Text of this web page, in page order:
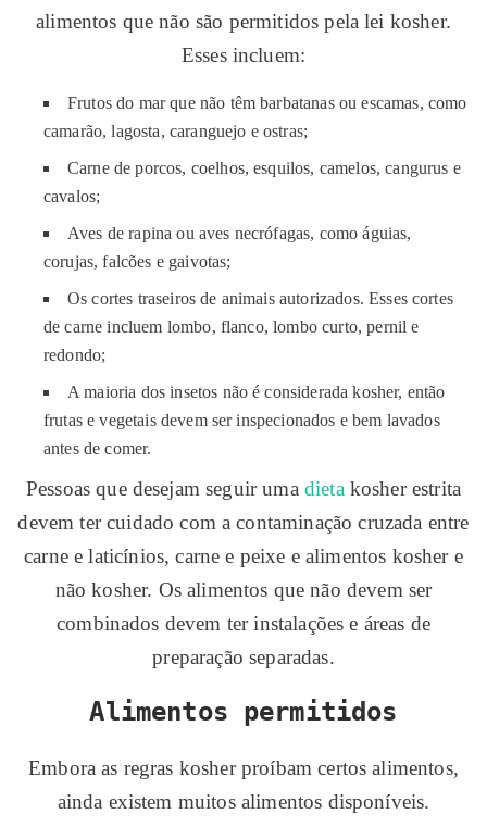
alimentos que não são permitidos pela lei kosher.
Esses incluem:
Frutos do mar que não têm barbatanas ou escamas, como
camarão, lagosta, caranguejo e ostras;
Carne de porcos, coelhos, esquilos, camelos, cangurus e
cavalos;
Aves de rapina ou aves necrófagas, como águias,
corujas, falcões e gaivotas;
Os cortes traseiros de animais autorizados. Esses cortes
de carne incluem lombo, flanco, lombo curto, pernil e
redondo;
A maioria dos insetos não é considerada kosher, então
frutas e vegetais devem ser inspecionados e bem lavados
antes de comer.
Pessoas que desejam seguir uma dieta kosher estrita
devem ter cuidado com a contaminação cruzada entre
carne e laticínios, carne e peixe e alimentos kosher e
não kosher. Os alimentos que não devem ser
combinados devem ter instalações e áreas de
preparação separadas.
Alimentos permitidos
Embora as regras kosher proíbam certos alimentos,
ainda existem muitos alimentos disponíveis.